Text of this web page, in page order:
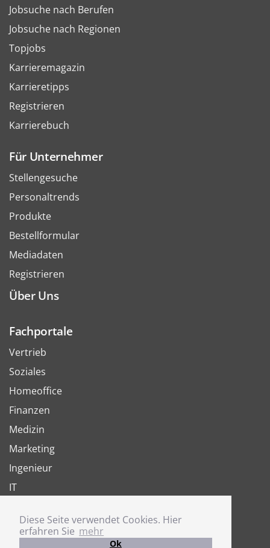
Diese Seite verwendet Cookies. Hier
erfahren Sie mehr
Ok
Jobsuche nach Berufen
Jobsuche nach Regionen
Topjobs
Karrieremagazin
Karrieretipps
Registrieren
Karrierebuch
Für Unternehmer
Stellengesuche
Personaltrends
Produkte
Bestellformular
Mediadaten
Registrieren
Über Uns
Fachportale
Vertrieb
Soziales
Homeoffice
Finanzen
Medizin
Marketing
Ingenieur
IT
Joboter